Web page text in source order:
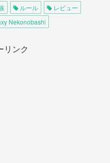
ルール
レビュー
Nekonobashi
リンク